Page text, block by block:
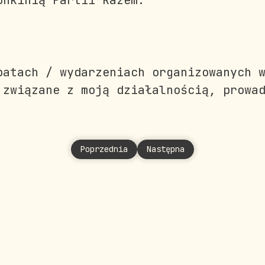
/ wydarzeniach organizowanych
z moją działalnością,
Poprzednia strona: Stronciwilk Agata
Poprzednia Następna strona: Surma
Następna